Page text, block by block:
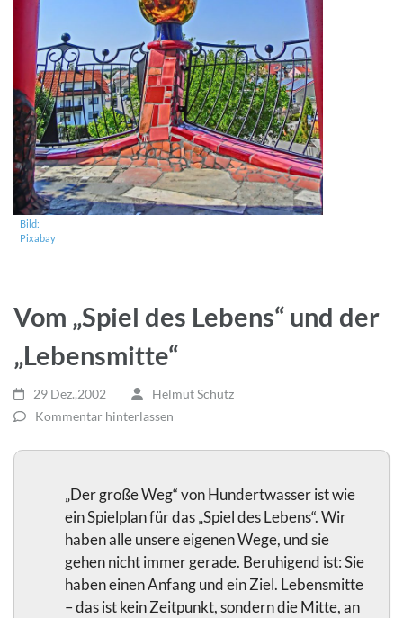
Bild:
Pixabay
Vom „Spiel des Lebens“ und der
„Lebensmitte“
29 Dez.,2002
Helmut Schütz
Kommentar hinterlassen
„Der große Weg“ von Hundertwasser ist wie
ein Spielplan für das „Spiel des Lebens“. Wir
haben alle unsere eigenen Wege, und sie
gehen nicht immer gerade. Beruhigend ist: Sie
haben einen Anfang und ein Ziel. Lebensmitte
– das ist kein Zeitpunkt, sondern die Mitte, an